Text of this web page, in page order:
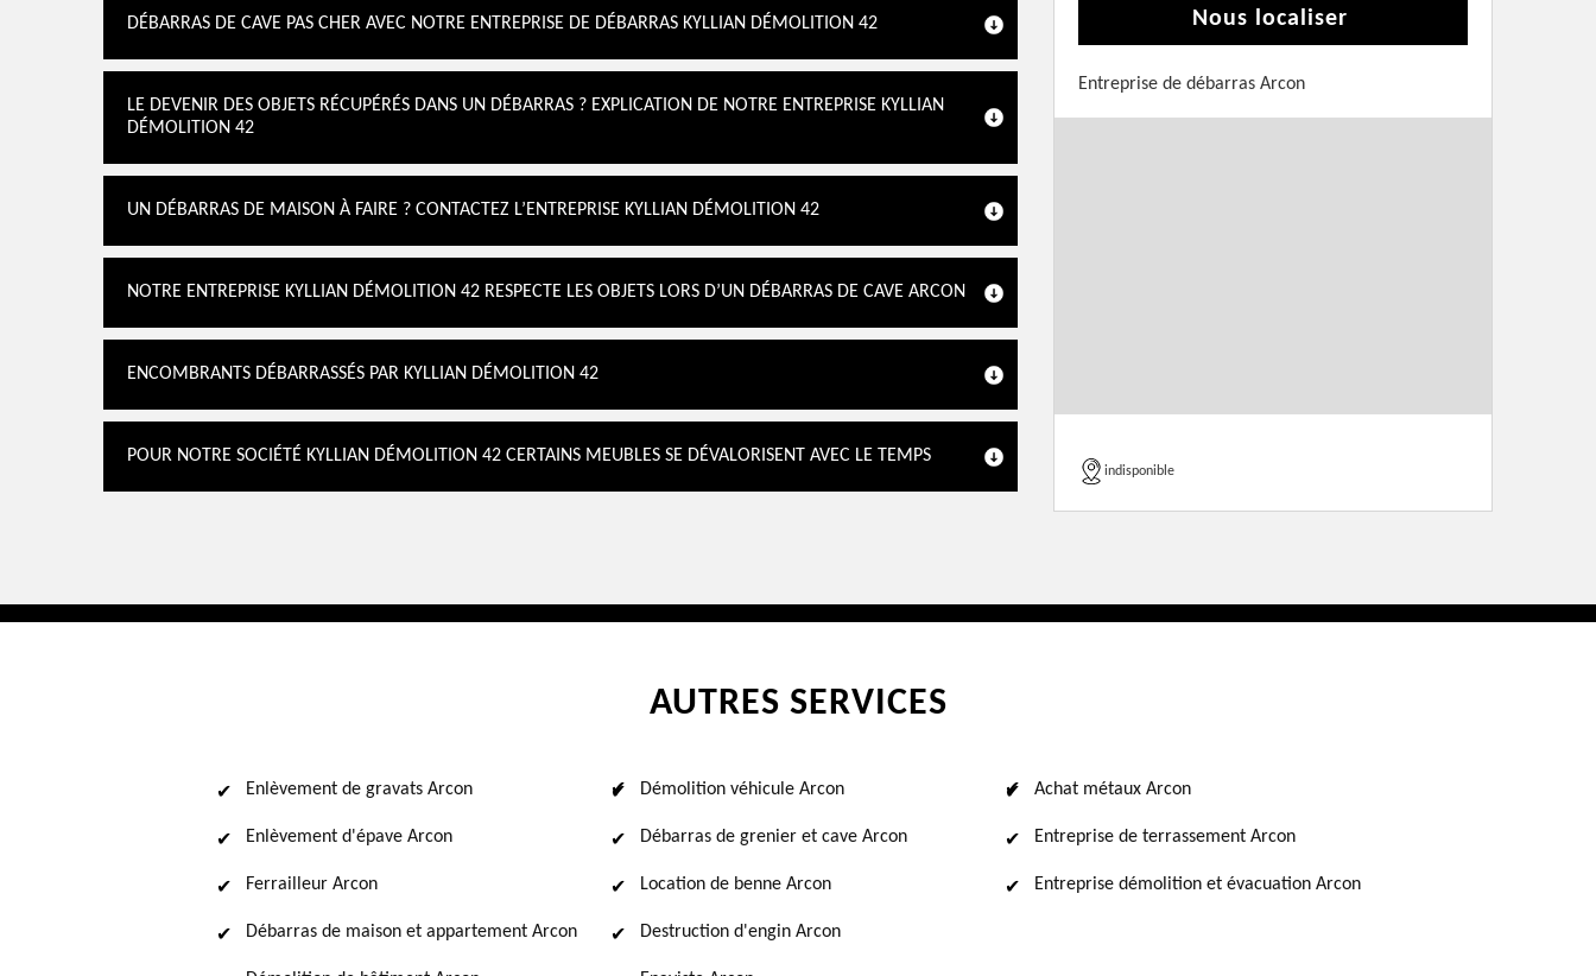
DÉBARRAS DE CAVE PAS CHER AVEC NOTRE ENTREPRISE DE DÉBARRAS KYLLIAN DÉMOLITION 42
LE DEVENIR DES OBJETS RÉCUPÉRÉS DANS UN DÉBARRAS ? EXPLICATION DE NOTRE ENTREPRISE KYLLIAN
DÉMOLITION 42
UN DÉBARRAS DE MAISON À FAIRE ? CONTACTEZ L’ENTREPRISE KYLLIAN DÉMOLITION 42
NOTRE ENTREPRISE KYLLIAN DÉMOLITION 42 RESPECTE LES OBJETS LORS D’UN DÉBARRAS DE CAVE ARCON
ENCOMBRANTS DÉBARRASSÉS PAR KYLLIAN DÉMOLITION 42
POUR NOTRE SOCIÉTÉ KYLLIAN DÉMOLITION 42 CERTAINS MEUBLES SE DÉVALORISENT AVEC LE TEMPS
Nous localiser
Entreprise de débarras Arcon
indisponible
AUTRES SERVICES
Enlèvement de gravats Arcon
Enlèvement d'épave Arcon
Ferrailleur Arcon
Débarras de maison et appartement Arcon
Démolition véhicule Arcon
Débarras de grenier et cave Arcon
Location de benne Arcon
Destruction d'engin Arcon
Achat métaux Arcon
Entreprise de terrassement Arcon
Entreprise démolition et évacuation Arcon